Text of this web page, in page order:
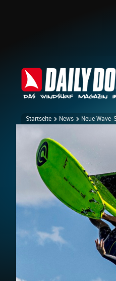
Startseite News Neue Wave-